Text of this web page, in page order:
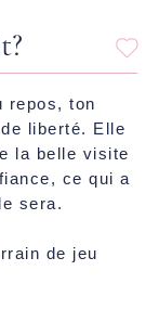
repos, ton
liberté. Elle
la belle visite
ce qui a
sera.
de jeu